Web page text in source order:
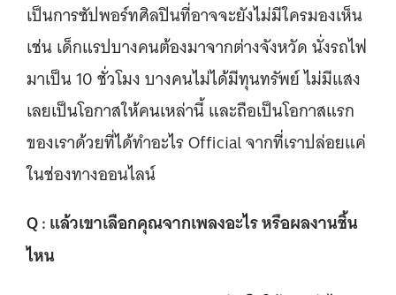
เป็นการซัปพอร์ทศิลปินที่อาจจะยังไม่มีใครมองเห็น
เช่น เด็กแรปบางคนต้องมาจากต่างจังหวัด นั่งรถไฟ
มาเป็น 10 ชั่วโมง บางคนไม่ได้มีทุนทรัพย์ ไม่มีแสง
เลยเป็นโอกาสให้คนเหล่านี้ และถือเป็นโอกาสแรก
ของเราด้วยที่ได้ทำอะไร Official จากที่เราปล่อยแค่
ในช่องทางออนไลน์
Q : แล้วเขาเลือกคุณจากเพลงอะไร หรือผลงานชิ้น
ไหน